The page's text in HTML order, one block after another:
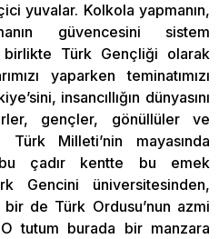
yuvalar. Kolkola yapmanın,
güvencesini sistem
birlikte Türk Gençliği olarak
yaparken teminatımızı
insancıllığın dünyasını
gençler, gönüllüler ve
Milleti’nin mayasında
bu çadır kentte bu emek
Gencini üniversitesinden,
de Türk Ordusu’nun azmi
tutum burada bir manzara